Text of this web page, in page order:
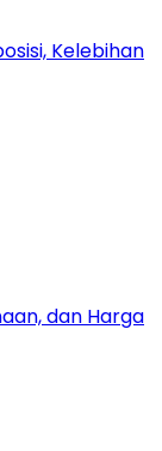
Kelebihan
dan Harga